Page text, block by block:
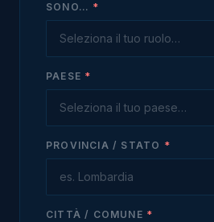
SONO… *
PAESE *
PROVINCIA / STATO *
CITTÀ / COMUNE *